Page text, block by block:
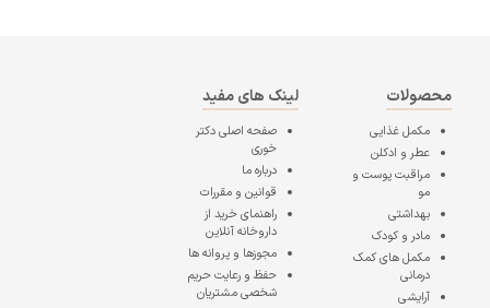
محصولات
مکمل غذایی
عطر و ادکلن
مراقبت پوست و
مو
بهداشتی
مادر و کودک
مکمل های کمک
درمانی
آرایشی
لینک های مفید
صفحه اصلیدکتر
خوری
درباره ما
قوانین و مقررات
راهنمای خرید از
داروخانه آنلاین
مجوزها و پروانه ها
حفظ و رعایت حریم
شخصی مشتریان